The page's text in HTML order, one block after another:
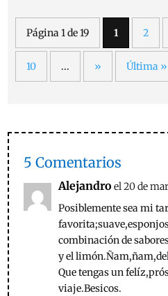
Página 1 de 19 1 2
10 ... » Última »
5 Comentarios
Alejandro el 20 de
Posiblemente sea mi
combinación de
y el
Que tengas un
viaje.Besicos.